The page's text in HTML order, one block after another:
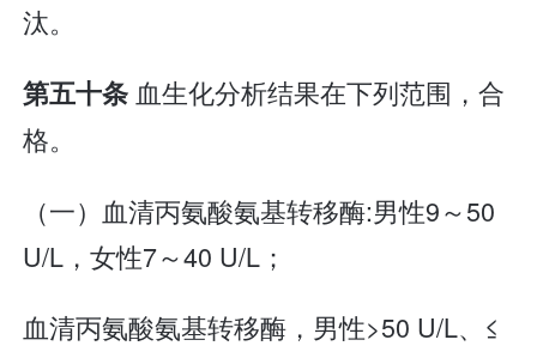
汰。
第五十条血生化分析结果在下列范围，合
格。
（一）血清丙氨酸氨基转移酶:男性9～50
U/L，女性7～40 U/L；
血清丙氨酸氨基转移酶，男性>50 U/L、≤